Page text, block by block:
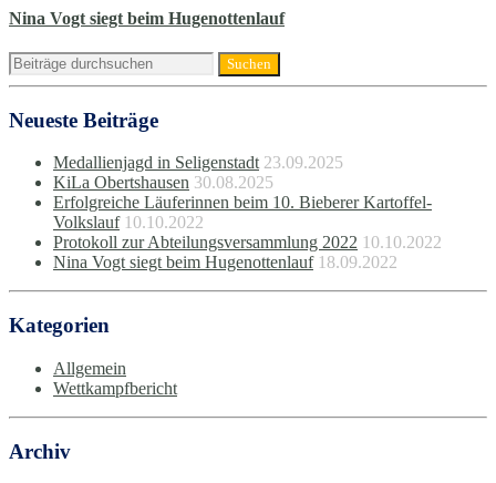
Nina Vogt siegt beim Hugenottenlauf
Neueste Beiträge
Medallienjagd in Seligenstadt 23.09.2025
KiLa Obertshausen 30.08.2025
Erfolgreiche Läuferinnen beim 10. Bieberer Kartoffel-
Volkslauf 10.10.2022
Protokoll zur Abteilungsversammlung 2022 10.10.2022
Nina Vogt siegt beim Hugenottenlauf 18.09.2022
Kategorien
Allgemein
Wettkampfbericht
Archiv